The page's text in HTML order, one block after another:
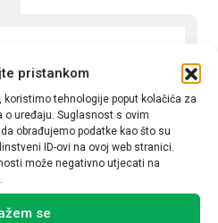
pristankom
tehnologije poput kolačića za
uređaju. Suglasnost s ovim
obrađujemo podatke kao što su
ID-ovi na ovoj web stranici.
može negativno utjecati na
se